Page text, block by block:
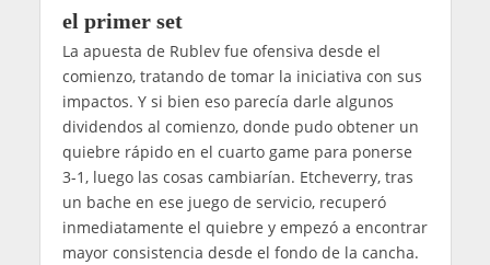
el primer set
La apuesta de Rublev fue ofensiva desde el
comienzo, tratando de tomar la iniciativa con sus
impactos. Y si bien eso parecía darle algunos
dividendos al comienzo, donde pudo obtener un
quiebre rápido en el cuarto game para ponerse
3-1, luego las cosas cambiarían. Etcheverry, tras
un bache en ese juego de servicio, recuperó
inmediatamente el quiebre y empezó a encontrar
mayor consistencia desde el fondo de la cancha.